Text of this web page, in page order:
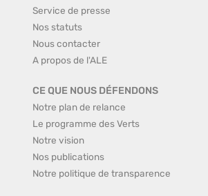
Service de presse
Nos statuts
Nous contacter
A propos de l'ALE
CE QUE NOUS DÉFENDONS
Notre plan de relance
Le programme des Verts
Notre vision
Nos publications
Notre politique de transparence